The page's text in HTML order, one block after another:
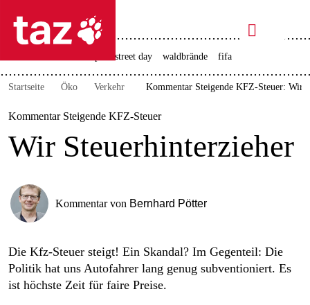
 taz zahl ich
taz zahl ich
politik
öko
gesellschaft
kultur
sport

taz zahl ich
christopher street day waldbrände fifa
Startseite Öko Verkehr Kommentar Steigende KFZ-Steuer: Wir
Kommentar Steigende KFZ-Steuer
Wir Steuerhinterzieher
Kommentar von Bernhard Pötter
Die Kfz-Steuer steigt! Ein Skandal? Im Gegenteil: Die
Politik hat uns Autofahrer lang genug subventioniert. Es
ist höchste Zeit für faire Preise.